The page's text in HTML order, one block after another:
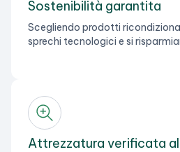
Sostenibilità garantita
Scegliendo prodotti
sprechi tecnologici e si
Attrezzatura verificata al